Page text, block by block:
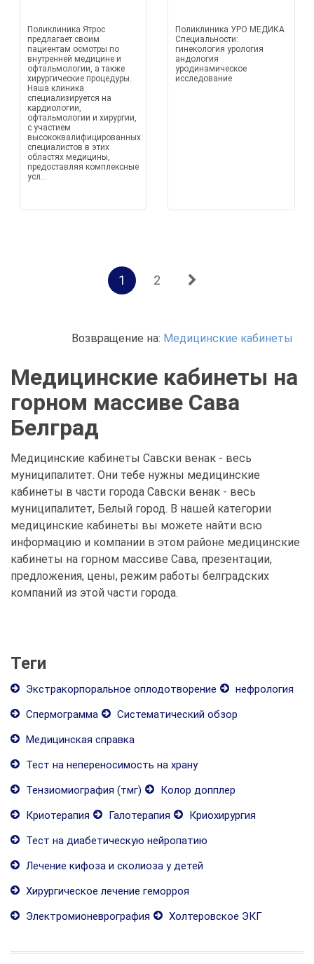
Поликлиника Ятрос
предлагает своим
пациентам осмотры по
внутренней медицине и
офтальмологии, а также
хирургические процедуры.
Наша клиника
специализируется на
кардиологии,
офтальмологии и хирургии,
с участием
высококвалифицированных
специалистов в этих
областях медицины,
предоставляя комплексные
усл...
Поликлиника УРО МЕДИКА
Специальности:
гинекология урология
андология
уродинамическое
исследование
1 2
Возвращение на: Медицинские кабинеты
Медицинские кабинеты на
горном массиве Сава
Белград
Медицинские кабинеты Савски венак - весь
муниципалитет. Они тебе нужны медицинские
кабинеты в части города Савски венак - весь
муниципалитет, Белый город. В нашей категории
медицинские кабинеты вы можете найти всю
информацию и компании в этом районе медицинские
кабинеты на горном массиве Сава, презентации,
предложения, цены, режим работы белградских
компаний из этой части города.
Теги
Экстракорпоральное оплодотворение
нефрология
Спермограмма
Систематический обзор
Медицинская справка
Тест на непереносимость на храну
Тензиомиография (тмг)
Колор допплер
Криотерапия
Галотерапия
Криохирургия
Тест на диабетическую нейропатию
Лечение кифоза и сколиоза у детей
Хирургическое лечение геморроя
Электромионеврография
Холтеровское ЭКГ